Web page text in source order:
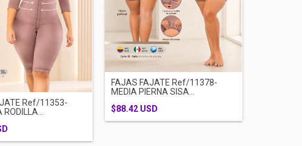
Ref/11353-
FAJAS FAJATE Ref/11378-
MEDIA PIERNA SISA...
$88.42 USD